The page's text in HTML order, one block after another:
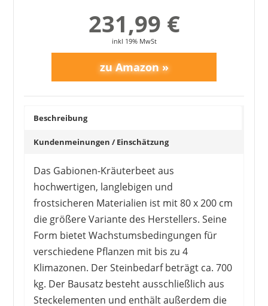
17,24 €
11,49 €*
231,99 €
inkl 19% MwSt
Beschreibung
Kundenmeinungen / Einschätzung
Das Gabionen-Kräuterbeet aus
hochwertigen, langlebigen und
frostsicheren Materialien ist mit 80 x 200 cm
die größere Variante des Herstellers. Seine
Form bietet Wachstumsbedingungen für
verschiedene Pflanzen mit bis zu 4
Klimazonen. Der Steinbedarf beträgt ca. 700
kg. Der Bausatz besteht ausschließlich aus
Steckelementen und enthält außerdem die